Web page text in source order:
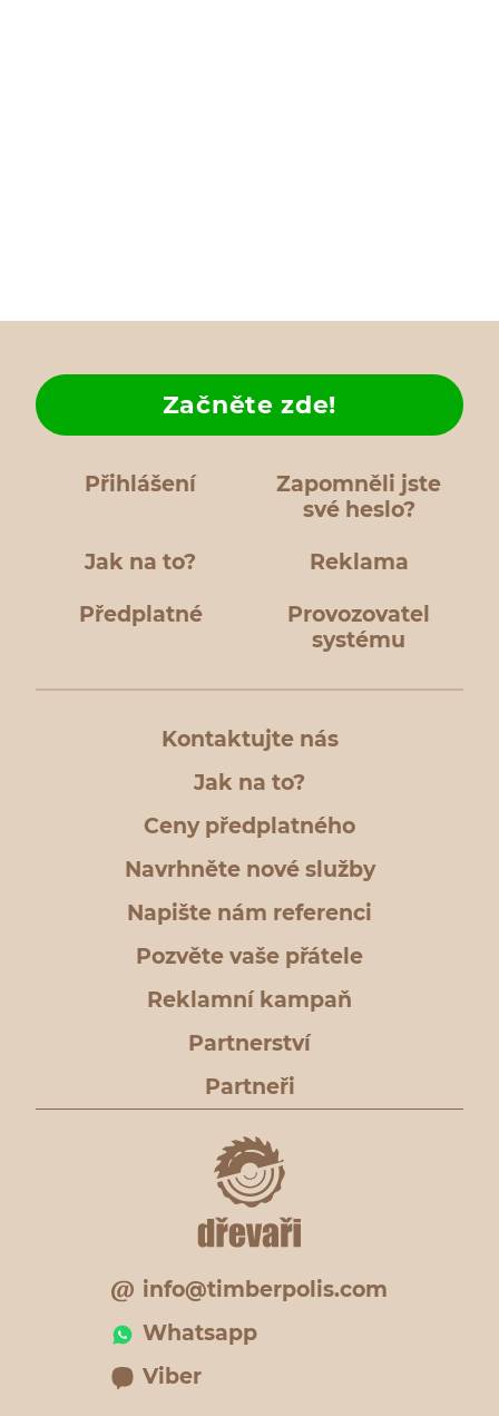
Přihlášení
Zapomněli jste
své heslo?
Jak na to?
Začněte zde!
Reklama
Předplatné
Provozovatel
systému
Kontaktujte nás
Jak na to?
Ceny předplatného
Navrhněte nové služby
Napište nám referenci
Pozvěte vaše přátele
Reklamní kampaň
Partnerství
Partneři
info@timberpolis.com
Whatsapp
Viber